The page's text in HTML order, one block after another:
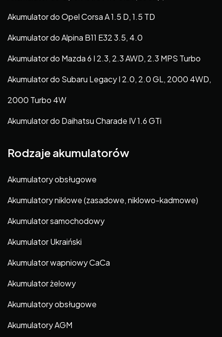
Akumulator do Opel Corsa A 1.5 D, 1.5 TD
Akumulator do Alpina B11 E32 3.5, 4.0
Akumulator do Mazda 6 I 2.3, 2.3 AWD, 2.3 MPS Turbo
Akumulator do Subaru Legacy I 2.0, 2.0 GL, 2000 4WD,
2000 Turbo 4W
Akumulator do Daihatsu Charade IV 1.6 GTi
Rodzaje akumulatorów
Akumulatory obsługowe
Akumulatory niklowe (zasadowe, niklowo-kadmowe)
Akumulator samochodowy
Akumulator Ukraiński
Akumulator wapniowy CaCa
Akumulator żelowy
Akumulatory obsługowe
Akumulatory AGM